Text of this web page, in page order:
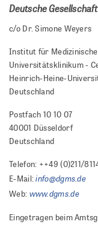
Deutsche
c/o Dr. Simone Weyers
Institut für
Universitätsklinikum -
Heinrich-Heine-
Deutschland
Postfach 10 10 07
40001 Düsseldorf
Deutschland
Telefon: ++49 (0)211/
E-Mail:info@dgms.de
Web: www.dgms.de
Eingetragen beim